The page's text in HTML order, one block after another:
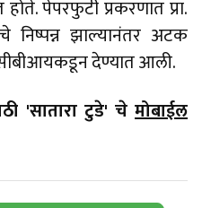
होते. पेपरफुटी प्रकरणात प्रा.
निष्पन्न झाल्यानंतर अटक
देण्यात आली.
'सातारा टुडे' चे मोबाईल